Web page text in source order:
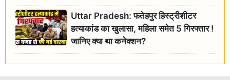
जांच के आदेश
Uttar Pradesh: फतेहपुर हिस्ट्रीशीटर
हत्याकांड का खुलासा, महिला समेत 5 गिरफ्तार !
जानिए क्या था कनेक्शन?